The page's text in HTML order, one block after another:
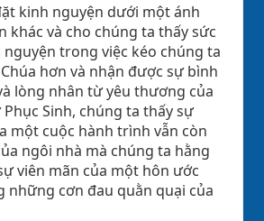
kinh nguyện dưới một ánh
khác và cho chúng ta thấy sức
trong việc kéo chúng ta
hơn và nhận được sự bình
lòng nhân từ yêu thương của
Phục Sinh, chúng ta thấy sự
một cuộc hành trình vẫn còn
ngôi nhà mà chúng ta hằng
viên mãn của một hôn ước
những cơn đau quằn quại của